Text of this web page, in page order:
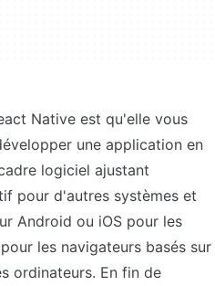
Native est qu'elle vous
une application en
logiciel ajustant
pour d'autres systèmes et
Android ou iOS pour les
les navigateurs basés sur
ordinateurs. En fin de